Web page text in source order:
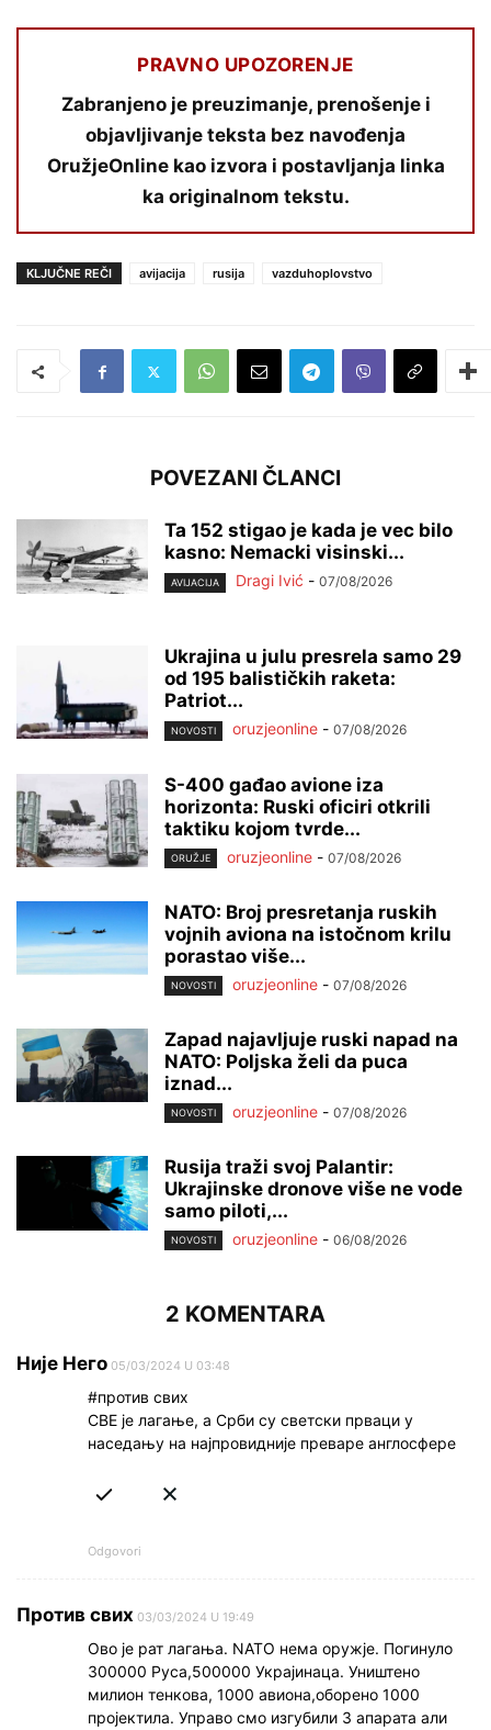
PRAVNO UPOZORENJE
Zabranjeno je preuzimanje, prenošenje i
objavljivanje teksta bez navođenja
OružjeOnline kao izvora i postavljanja linka
ka originalnom tekstu.
KLJUČNE REČI avijacija rusija vazduhoplovstvo
POVEZANI ČLANCI
Ta 152 stigao je kada je vec bilo
kasno: Nemacki visinski...
AVIJACIJA Dragi Ivić - 07/08/2026
Ukrajina u julu presrela samo 29
od 195 balističkih raketa:
Patriot...
NOVOSTI oruzjeonline - 07/08/2026
S-400 gađao avione iza
horizonta: Ruski oficiri otkrili
taktiku kojom tvrde...
ORUŽJE oruzjeonline - 07/08/2026
NATO: Broj presretanja ruskih
vojnih aviona na istočnom krilu
porastao više...
NOVOSTI oruzjeonline - 07/08/2026
Zapad najavljuje ruski napad na
NATO: Poljska želi da puca
iznad...
NOVOSTI oruzjeonline - 07/08/2026
Rusija traži svoj Palantir:
Ukrajinske dronove više ne vode
samo piloti,...
NOVOSTI oruzjeonline - 06/08/2026
2 KOMENTARA
Није Него 05/03/2024 U 03:48
#против свих
СВЕ је лагање, а Срби су светски прваци у
наседању на најпровидније преваре англосфере
Odgovori
Против свих 03/03/2024 U 19:49
Ово је рат лагања. NATO нема оружје. Погинуло
300000 Руса,500000 Украјинаца. Уништено
милион тенкова, 1000 авиона,оборено 1000
пројектила. Управо смо изгубили 3 апарата али